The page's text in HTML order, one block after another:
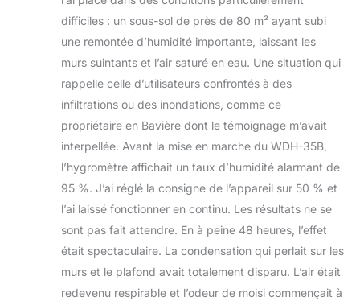
difficiles : un sous-sol de près de 80 m² ayant subi
une remontée d’humidité importante, laissant les
murs suintants et l’air saturé en eau. Une situation qui
rappelle celle d’utilisateurs confrontés à des
infiltrations ou des inondations, comme ce
propriétaire en Bavière dont le témoignage m’avait
interpellée. Avant la mise en marche du WDH-35B,
l’hygromètre affichait un taux d’humidité alarmant de
95 %. J’ai réglé la consigne de l’appareil sur 50 % et
l’ai laissé fonctionner en continu. Les résultats ne se
sont pas fait attendre. En à peine 48 heures, l’effet
était spectaculaire. La condensation qui perlait sur les
murs et le plafond avait totalement disparu. L’air était
redevenu respirable et l’odeur de moisi commençait à